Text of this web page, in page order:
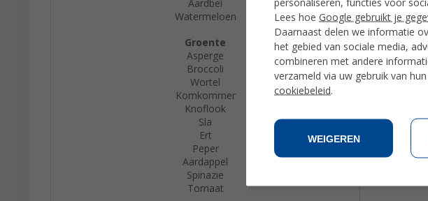
Aardbei
Watermeloen
Groente
Asperge
Broccoli
Wortel
Komkommer
Knoflook
Sla
Ert
Peper
Aardappel
Spinazie
Tomaat
Lees hoe Google gebruikt je
Daarnaast delen we informatie
het gebied van sociale media,
combineren met andere
verzameld via uw gebruik van
cookiebeleid.
WEIGEREN